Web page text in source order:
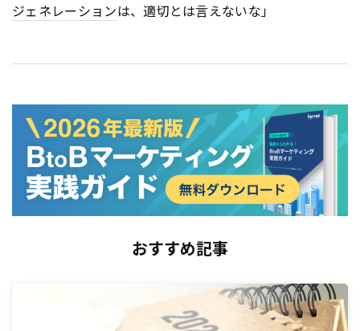
ジェネレーションは、適切とは言えないな」
おすすめ記事